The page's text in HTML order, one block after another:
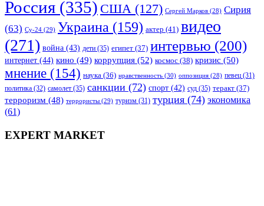
Россия (335) США (127) Сергей Марков (28) Сирия
(63) Су-24 (29) Украина (159) актер (41) видео
(271) война (43) дети (35) египет (37) интервью (200)
интернет (44) кино (49) коррупция (52) космос (38) кризис (50)
мнение (154) наука (36) нравственность (30) оппозиция (28) певец (31)
политика (32) самолет (35) санкции (72) спорт (42) суд (35) теракт (37)
терроризм (48) террористы (29) туризм (31) турция (74) экономика
(61)
EXPERT MARKET